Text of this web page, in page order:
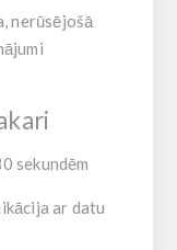
nerūsējošā
sekundēm
ar datu